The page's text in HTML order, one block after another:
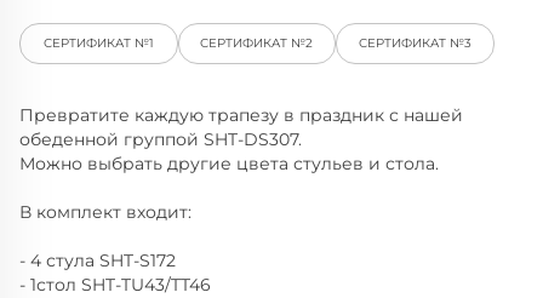
СЕРТИФИКАТ №1 СЕРТИФИКАТ №2 СЕРТИФИКАТ №3
Превратите каждую трапезу в праздник с нашей
обеденной группой SHT-DS307.
Можно выбрать другие цвета стульев и стола.
В комплект входит:
- 4 стула SHT-S172
- 1стол SHT-TU43/TT46